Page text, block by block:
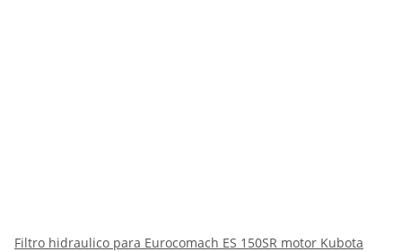
Filtro hidraulico para Eurocomach ES 150SR motor Kubota